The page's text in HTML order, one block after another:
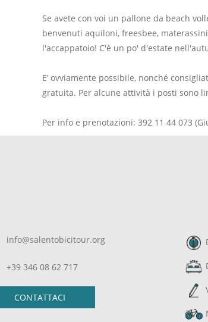
Se avete con voi un pallone da beach
benvenuti aquiloni, freesbee,
l'accappatoio! C'è un po' d'estate
E’ ovviamente possibile, nonché
gratuita. Per alcune attività i posti sono
Per info e prenotazioni: 392 11 44 073
info@salentobicitour.org
+39 346 08 62 717
CONTATTACI